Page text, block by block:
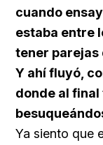
cuando
estaba entre
tener parejas
Y ahí fluyó,
donde al
Ya siento que